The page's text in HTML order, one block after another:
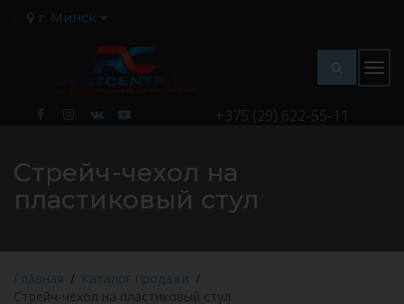
г. Минск
+375 (29) 622-55-11
Стрейч-чехол на
пластиковый стул
Главная
Каталог продажи
Стрейч-чехол на пластиковый стул